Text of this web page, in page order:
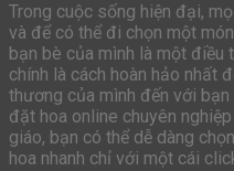
Trong cuộc sống hiện đại,
và để có thể đi chọn một
bạn bè của mình là một
chính là cách hoàn hảo nhất
thương của mình đến với
đặt hoa online chuyên
giáo, bạn có thể dễ dàng
hoa nhanh chỉ với một cái